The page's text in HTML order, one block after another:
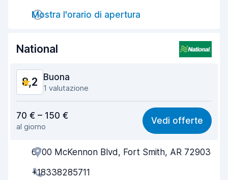
Condizioni dell'auto 8,3
Mostra l'orario di apertura
National
8,2 Buona
1 valutazione
8,1
Facile da trovare 8,2
Gentilezza degli agenti 8,2
Rapidità del ritiro
70 € – 150 €
al giorno
Vedi offerte
6700 McKennon Blvd, Fort Smith, AR 72903
+18338285711